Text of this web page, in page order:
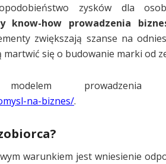
zysków dla
know-how prowadzenia
zwiększają szanse na
się o budowanie marki od
prowadzenia
na-biznes/.
warunkiem jest wniesienie